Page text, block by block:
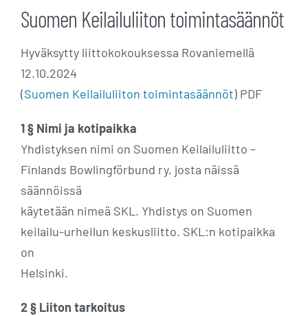
Suomen Keilailuliiton toimintasäännöt
Hyväksytty liittokokouksessa Rovaniemellä
12.10.2024
(Suomen Keilailuliiton toimintasäännöt) PDF
1 § Nimi ja kotipaikka
Yhdistyksen nimi on Suomen Keilailuliitto –
Finlands Bowlingförbund ry, josta näissä
säännöissä
käytetään nimeä SKL. Yhdistys on Suomen
keilailu-urheilun keskusliitto. SKL:n kotipaikka
on
Helsinki.
2 § Liiton tarkoitus